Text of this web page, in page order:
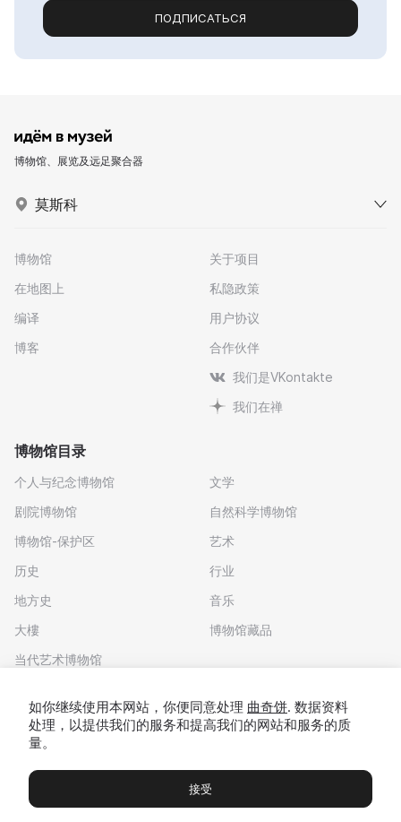
ПОДПИСАТЬСЯ
博物馆、展览及远足聚合器
莫斯科
博物馆
在地图上
编译
博客
关于项目
私隐政策
用户协议
合作伙伴
我们是VKontakte
我们在禅
博物馆目录
个人与纪念博物馆
剧院博物馆
博物馆-保护区
历史
地方史
大樓
当代艺术博物馆
文学
自然科学博物馆
艺术
行业
音乐
博物馆藏品
博物馆 展览及展览 Чаты Вы
如你继续使用本网站，你便同意处理 曲奇饼. 数据资料
处理，以提供我们的服务和提高我们的网站和服务的质
量。
接受